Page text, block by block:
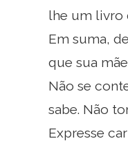
lhe um livro
Em suma,
que sua
Não se
sabe. Não
Expresse